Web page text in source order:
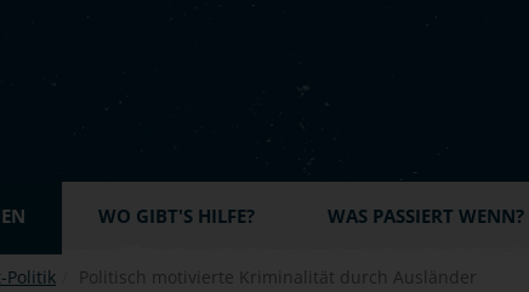
WO GIBT'S HILFE? WAS PASSIERT WENN?
Politik Politisch motivierte Kriminalität durch Ausländer